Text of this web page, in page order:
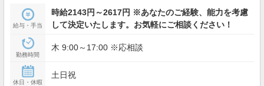
給与・手当
時給2143円～2617円 ※あなたのご経験、能力を考慮
して決定いたします。お気軽にご相談ください！
勤務時間
木 9:00～17:00 ※応相談
休日・休暇
土日祝